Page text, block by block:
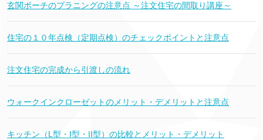
玄関ポーチのプラニングの注意点 ～注文住宅の間取り講座～
住宅の１０年点検（定期点検）のチェックポイントと注意点
注文住宅の完成から引渡しの流れ
ウォークインクローゼットのメリット・デメリットと注意点
キッチン（L型・I型・II型）の比較とメリット・デメリット